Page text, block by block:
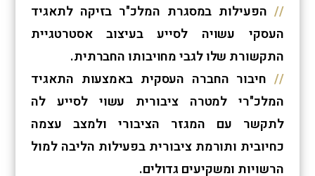
הפעילות במסגרת המלכ"ר בזיקה לתאגיד
העסקי עשויה לסייע בעיצוב אסטרטגיית
התקשורת שלו לגבי מחויבותו החברתית.
חיבור החברה העסקית באמצעות התאגיד
המלכ"רי למטרה ציבורית עשוי לסייע לה
לתקשר עם המגזר הציבורי ולמצב עצמה
כחיובית ותורמת ציבורית בפעילות הליבה למול
הרשויות ומשקיעים גדולים.